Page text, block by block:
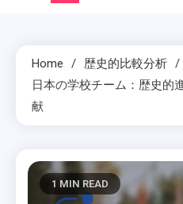
Home
歴史的比較分析
日本の学校チーム：歴史的
献
1 MIN READ